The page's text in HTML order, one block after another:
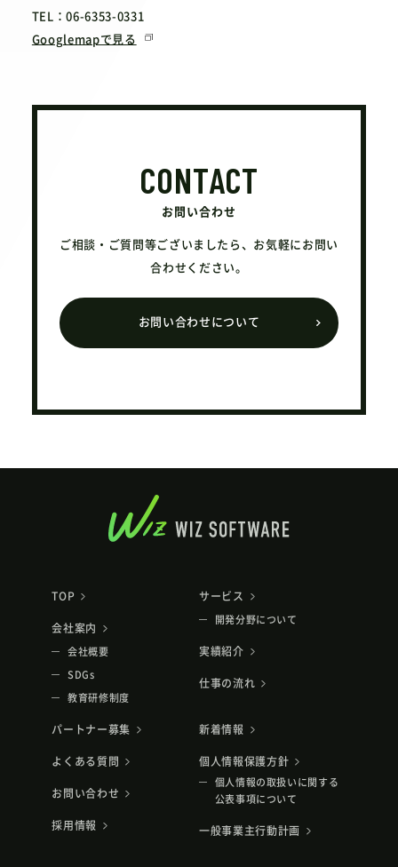
TEL：06-6353-0331
Googlemapで見る
CONTACT
お問い合わせ
ご相談・ご質問等ございましたら、お気軽にお問い
合わせください。
お問い合わせについて
TOP
会社案内
会社概要
SDGs
教育研修制度
サービス
開発分野について
実績紹介
仕事の流れ
パートナー募集
よくある質問
お問い合わせ
採用情報
新着情報
個人情報保護方針
個人情報の取扱いに関する
公表事項について
一般事業主行動計画